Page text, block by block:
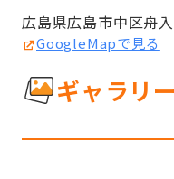
広島県広島市中区舟
GoogleMapで見る
ギャラリー